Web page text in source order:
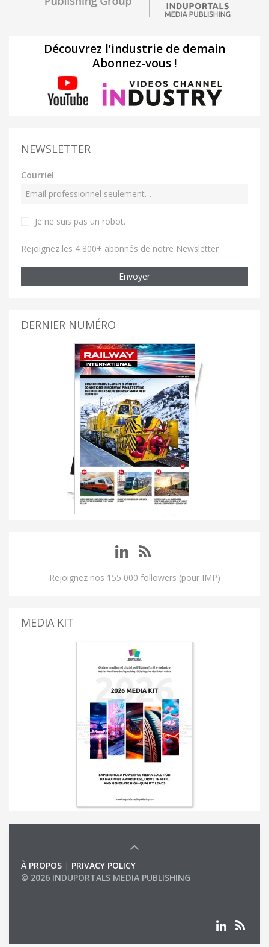
Découvrez l’industrie de demain
Abonnez-vous !
NEWSLETTER
Courriel
Je ne suis pas un robot.
Rejoignez les 4 800+ abonnés de notre Newsletter
Envoyer
DERNIER NUMÉRO
Rejoignez nos 155 000 followers (pour IMP)
MEDIA KIT
À PROPOS | PRIVACY POLICY
© 2026 INDUPORTALS MEDIA PUBLISHING